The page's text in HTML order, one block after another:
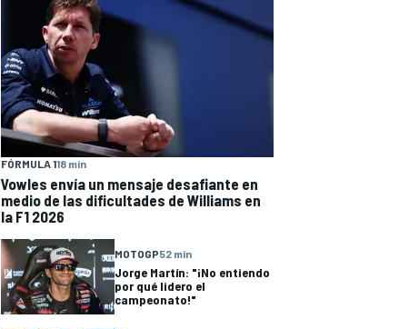
FÓRMULA 118 min
Vowles envía un mensaje desafiante en
medio de las dificultades de Williams en
la F1 2026
MOTOGP52 min
Jorge Martín: "¡No entiendo
por qué lidero el
campeonato!"